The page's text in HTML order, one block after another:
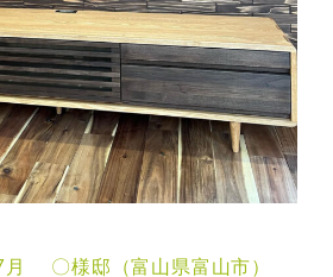
月 〇様邸（富山県富山市）